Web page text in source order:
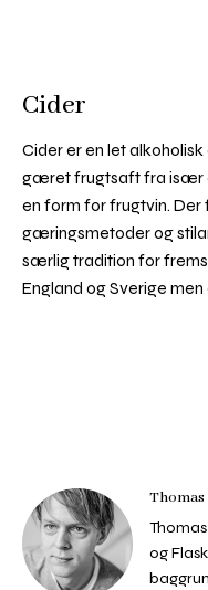
Cider
Cider er en let
gæret frugtsaft fra især
en form for frugtvin.
gæringsmetoder og
særlig tradition for
England og Sverige
og